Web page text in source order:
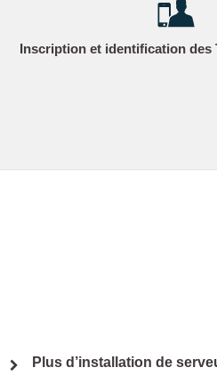
Inscription et identification des
Plus d’installation de